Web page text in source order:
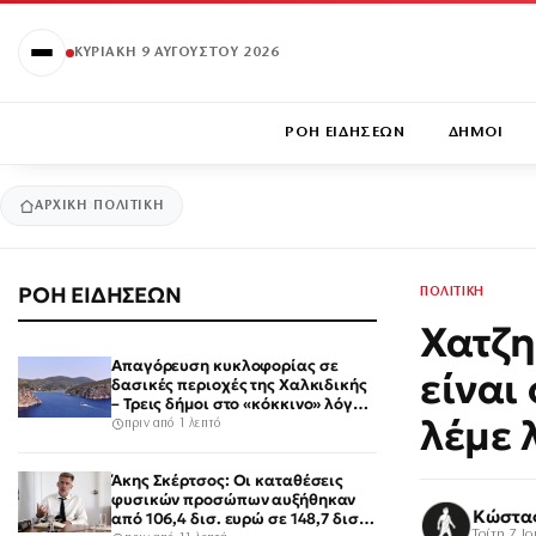
ΚΥΡΙΑΚΉ 9 ΑΥΓΟΎΣΤΟΥ 2026
ΡΟΗ ΕΙΔΗΣΕΩΝ ΔΗΜΟΙ
ΑΡΧΙΚΉ ΠΟΛΙΤΙΚΗ
ΡΟΗ ΕΙΔΗΣΕΩΝ
Απαγόρευση κυκλοφορίας σε
δασικές περιοχές της Χαλκιδικής
– Τρεις δήμοι στο «κόκκινο» λόγω
υψηλού κινδύνου εκδήλωσης
πριν από 1 λεπτό
Άκης Σκέρτσος: Οι καταθέσεις
φυσικών προσώπων αυξήθηκαν
από 106,4 δισ. ευρώ σε 148,7 δισ.
ΠΟΛΙΤΙΚΗ
λέμε